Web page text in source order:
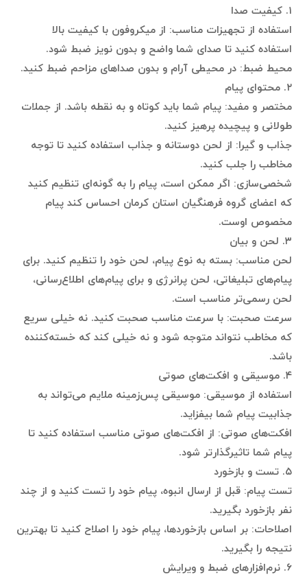
۱. کیفیت صدا
استفاده از تجهیزات مناسب: از میکروفون با کیفیت بالا
استفاده کنید تا صدای شما واضح و بدون نویز ضبط شود.
محیط ضبط: در محیطی آرام و بدون صداهای مزاحم ضبط کنید.
۲. محتوای پیام
مختصر و مفید: پیام شما باید کوتاه و به نقطه باشد. از جملات
طولانی و پیچیده پرهیز کنید.
جذاب و گیرا: از لحن دوستانه و جذاب استفاده کنید تا توجه
مخاطب را جلب کنید.
شخصی‌سازی: اگر ممکن است، پیام را به گونه‌ای تنظیم کنید
که اعضای گروه فرهنگیان استان کرمان احساس کند پیام
مخصوص اوست.
۳. لحن و بیان
لحن مناسب: بسته به نوع پیام، لحن خود را تنظیم کنید. برای
پیام‌های تبلیغاتی، لحن پرانرژی و برای پیام‌های اطلاع‌رسانی،
لحن رسمی‌تر مناسب است.
سرعت صحبت: با سرعت مناسب صحبت کنید. نه خیلی سریع
که مخاطب نتواند متوجه شود و نه خیلی کند که خسته‌کننده
باشد.
۴. موسیقی و افکت‌های صوتی
استفاده از موسیقی: موسیقی پس‌زمینه ملایم می‌تواند به
جذابیت پیام شما بیفزاید.
افکت‌های صوتی: از افکت‌های صوتی مناسب استفاده کنید تا
پیام شما تاثیرگذارتر شود.
۵. تست و بازخورد
تست پیام: قبل از ارسال انبوه، پیام خود را تست کنید و از چند
نفر بازخورد بگیرید.
اصلاحات: بر اساس بازخوردها، پیام خود را اصلاح کنید تا بهترین
نتیجه را بگیرید.
۶. نرم‌افزارهای ضبط و ویرایش